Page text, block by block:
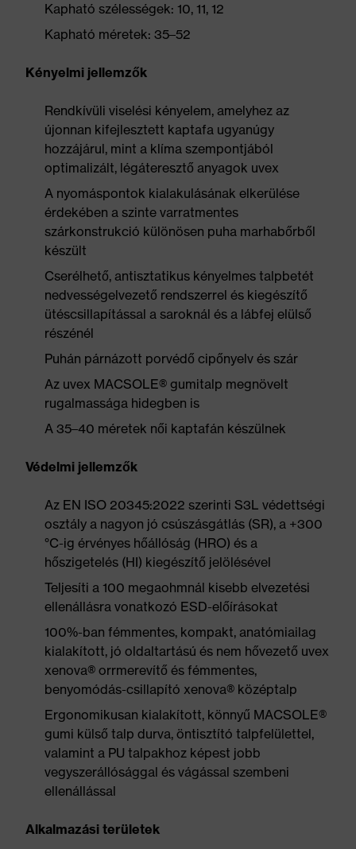
Kapható szélességek: 10, 11, 12
Kapható méretek: 35–52
Kényelmi jellemzők
Rendkívüli viselési kényelem, amelyhez az
újonnan kifejlesztett kaptafa ugyanúgy
hozzájárul, mint a klíma szempontjából
optimalizált, légáteresztő anyagok uvex
A nyomáspontok kialakulásának elkerülése
érdekében a szinte varratmentes
szárkonstrukció különösen puha marhabőrből
készült
Cserélhető, antisztatikus kényelmes talpbetét
nedvességelvezető rendszerrel és kiegészítő
ütéscsillapítással a saroknál és a lábfej elülső
részénél
Puhán párnázott porvédő cipőnyelv és szár
Az uvex MACSOLE® gumitalp megnövelt
rugalmassága hidegben is
A 35–40 méretek női kaptafán készülnek
Védelmi jellemzők
Az EN ISO 20345:2022 szerinti S3L védettségi
osztály a nagyon jó csúszásgátlás (SR), a +300
°C-ig érvényes hőállóság (HRO) és a
hőszigetelés (HI) kiegészítő jelölésével
Teljesíti a 100 megaohmnál kisebb elvezetési
ellenállásra vonatkozó ESD-előírásokat
100%-ban fémmentes, kompakt, anatómiailag
kialakított, jó oldaltartású és nem hővezető uvex
xenova® orrmerevítő és fémmentes,
benyomódás-csillapító xenova® középtalp
Ergonomikusan kialakított, könnyű MACSOLE®
gumi külső talp durva, öntisztító talpfelülettel,
valamint a PU talpakhoz képest jobb
vegyszerállósággal és vágással szembeni
ellenállással
Alkalmazási területek